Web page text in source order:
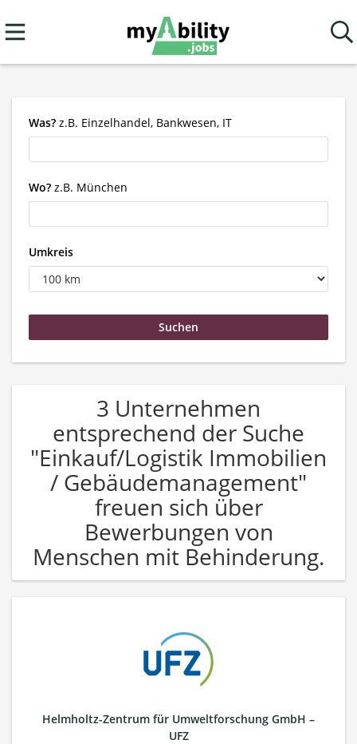
Was? z.B. Einzelhandel, Bankwesen, IT
Wo? z.B. München
Umkreis
3 Unternehmen
entsprechend der Suche
"Einkauf/Logistik Immobilien
/ Gebäudemanagement"
freuen sich über
Bewerbungen von
Menschen mit Behinderung.
Helmholtz-Zentrum für Umweltforschung GmbH –
UFZ